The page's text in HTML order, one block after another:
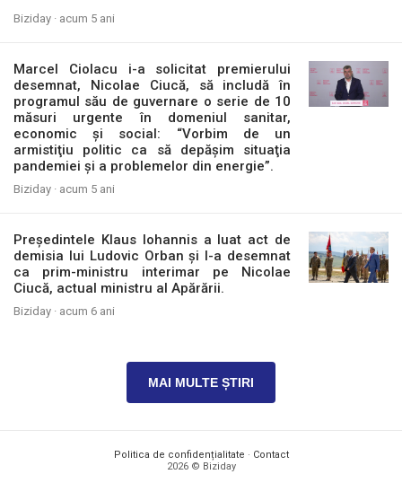
Biziday · acum 5 ani
Marcel Ciolacu i-a solicitat premierului
desemnat, Nicolae Ciucă, să includă în
programul său de guvernare o serie de 10
măsuri urgente în domeniul sanitar,
economic și social: “Vorbim de un
armistiţiu politic ca să depăşim situaţia
pandemiei şi a problemelor din energie”.
Biziday · acum 5 ani
Președintele Klaus Iohannis a luat act de
demisia lui Ludovic Orban și l-a desemnat
ca prim-ministru interimar pe Nicolae
Ciucă, actual ministru al Apărării.
Biziday · acum 6 ani
MAI MULTE ȘTIRI
Politica de confidențialitate · Contact
2026 © Biziday